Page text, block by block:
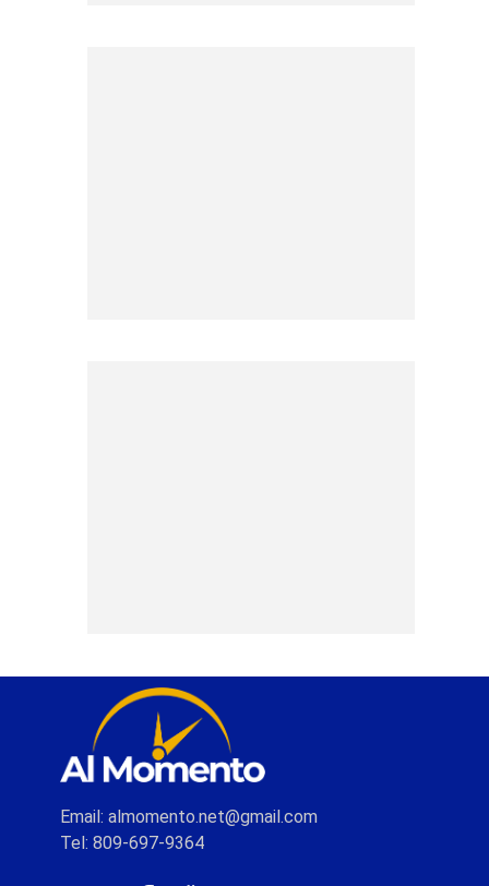
Email: almomento.net@gmail.com
Tel: 809-697-9364